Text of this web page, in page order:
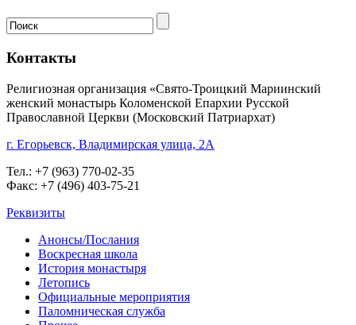
Контакты
Религиозная организация «Свято-Троицкий Мариинский
женский монастырь Коломенской Епархии Русской
Православной Церкви (Московский Патриархат)
г. Егорьевск, Владимирская улица, 2А
Тел.: +7 (963) 770-02-35
Факс: +7 (496) 403-75-21
Реквизиты
Анонсы/Послания
Воскресная школа
История монастыря
Летопись
Официальные мероприятия
Паломническая служба